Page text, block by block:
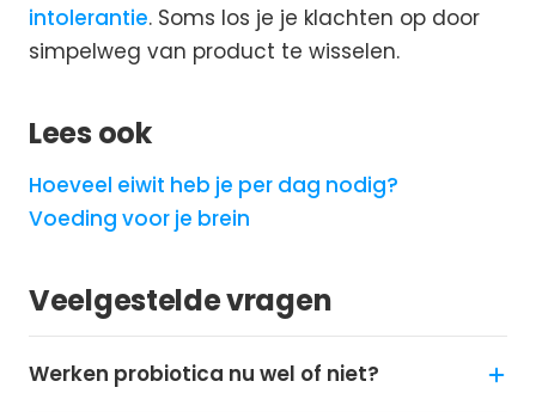
intolerantie. Soms los je je klachten op door
simpelweg van product te wisselen.
Lees ook
Hoeveel eiwit heb je per dag nodig?
Voeding voor je brein
Veelgestelde vragen
Werken probiotica nu wel of niet?